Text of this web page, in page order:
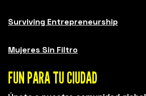
Surviving Entrepreneurship
Mujeres Sin Filtro
FUN PARA TU CIUDAD